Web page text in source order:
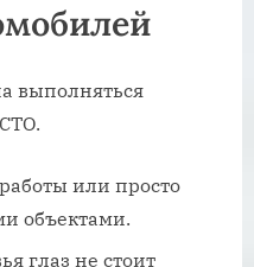
выполняться
или просто
объектами.
глаз не стоит